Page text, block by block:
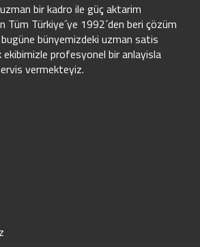
bir kadro ile güç aktarim
Tüm Türkiye´ye 1992´den beri çözüm
bünyemizdeki uzman satis
profesyonel bir anlayisla
vermekteyiz.